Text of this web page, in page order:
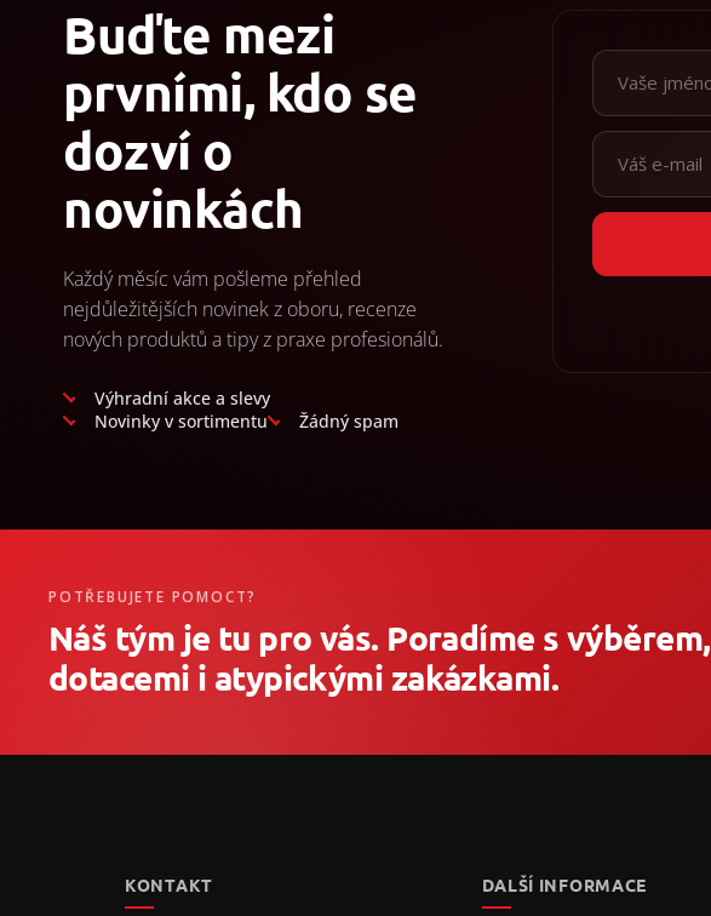
Buďte mezi
prvními, kdo se
dozví o
novinkách
Každý měsíc vám pošleme přehled
nejdůležitějších novinek z oboru, recenze
nových produktů a tipy z praxe profesionálů.
Výhradní akce a slevy
Novinky v sortimentu
Žádný spam
POTŘEBUJETE POMOCT?
Náš tým je tu pro vás. Poradíme s výběrem,
dotacemi i atypickými zakázkami.
KONTAKT DALŠÍ INFORMACE